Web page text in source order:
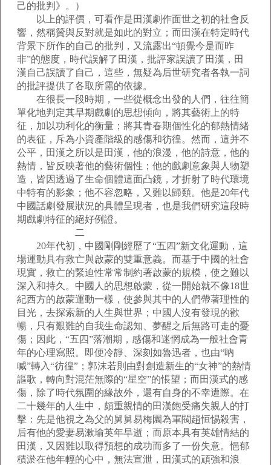
己的批判》。）
以上的評價，可看作是田漢劇作面世之初的社會反
響，然稱贊與反對就是如此的對立；而田漢在特定時代
背景下所作的自己的批判，又流露出“頓覺今是而昨
非”的態度，時代誤解了田漢，批評家誤讀了田漢，田
漢自己誤讀了自己，這些，無疑為后世研究者各執一詞
的批評提供了各取所需的依據。
在很長一段時期，一些從概念出發的人們，往往簡
單化地判定其早期戲劇的思想傾向，將其藝術上的特
征，加以功利化的衡量；將其青春期個性化的郁熱情緒
的表征，斥為小資產階級的感傷和彷徨。然而，這并不
公平，田漢之所以是田漢，他的浪漫，他的詩意，他的
熱情，皆反映著他的藝術個性；他的戲劇意象與人物塑
造，皆因透過了生命個體這面凸鏡，才折射了時代環境
中特有的影象；他不容忽略，又難以歸類。他是20年代
中國話劇發展狀況的具體呈現者，也是我們研究這段時
期戲劇特征的絕好例證。
二
20年代初，中國剛剛經歷了“五四”新文化運動，這
場運動具有救亡與啟蒙的雙重意義。而基于中國的社會
現實，救亡的緊迫性常常制約著啟蒙的規模，使之難以
深入和持久。中國人的思想啟蒙，從一開始就不像18世
紀西方的啟蒙運動一樣，使參與其中的人們帶著理性的
目光，去探索新的人生與世界；中國人沒有發現的歡
暢，只有艱難的自我生命認知、夢醒之后無路可走的憂
傷；因此，“五四”落潮期，感傷和迷惘成為一般社會青
年的心理寫照。即便冷靜、深刻如魯迅者，也由“吶
喊”轉入“彷徨”；郭沫若則由對創造新生的“女神”的熱情
謳歌，轉向對混茫無際的“星空”的悵望；而田漢式的感
傷，除了時代氛圍的緣故外，還有自身的不幸遭際。在
二十幾年的人生中，頗重親情的田漢飽受痛失親人的打
擊：先是他視之為父的舅舅易梅園為軍閥趙恒惕殺害，
后有他的愛妻易漱瑜英年早逝；而原本具有英雄情結的
田漢，又因難以取得預想的成功而多了一份失意。悒郁
積淤在他年輕的心中，無法宣泄，田漢式的頑強和浪